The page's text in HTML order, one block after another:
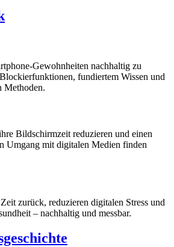
Gewohnheiten nachhaltig zu
fundiertem Wissen und
Methoden.
Bildschirmzeit reduzieren und einen
Umgang mit digitalen Medien finden
zurück, reduzieren digitalen Stress und
– nachhaltig und messbar.